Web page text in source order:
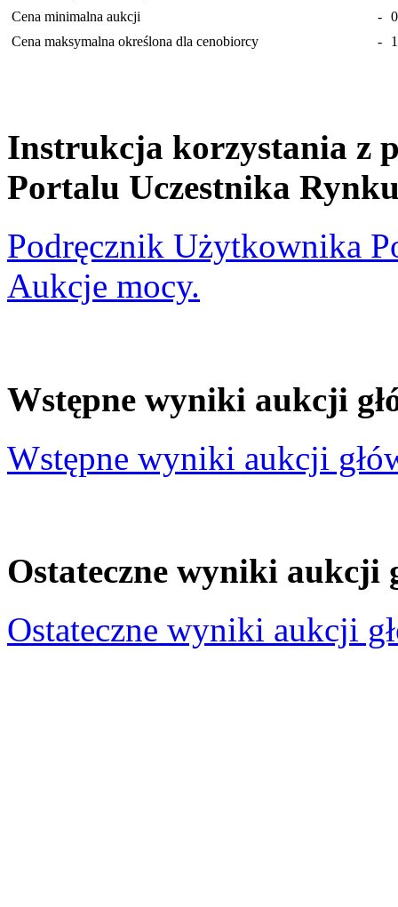
Cena minimalna aukcji
-
Cena maksymalna określona dla cenobiorcy
-
Instrukcja korzystania z
Portalu Uczestnika
Podręcznik Użytkownika
Aukcje mocy.
Wstępne wyniki aukcji
Wstępne wyniki aukcji
Ostateczne wyniki aukcji
Ostateczne wyniki aukcji